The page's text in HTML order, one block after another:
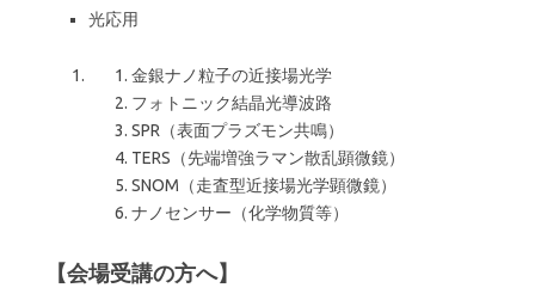
光応用
金銀ナノ粒子の近接場光学
フォトニック結晶光導波路
SPR（表面プラズモン共鳴）
TERS（先端増強ラマン散乱顕微鏡）
SNOM（走査型近接場光学顕微鏡）
ナノセンサー（化学物質等）
【会場受講の方へ】